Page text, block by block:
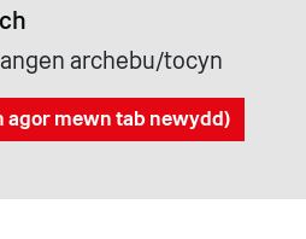
archebu/tocyn
agor mewn tab newydd)